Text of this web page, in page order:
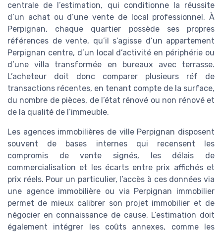
centrale de l’estimation, qui conditionne la réussite
d’un achat ou d’une vente de local professionnel. À
Perpignan, chaque quartier possède ses propres
références de vente, qu’il s’agisse d’un appartement
Perpignan centre, d’un local d’activité en périphérie ou
d’une villa transformée en bureaux avec terrasse.
L’acheteur doit donc comparer plusieurs réf de
transactions récentes, en tenant compte de la surface,
du nombre de pièces, de l’état rénové ou non rénové et
de la qualité de l’immeuble.
Les agences immobilières de ville Perpignan disposent
souvent de bases internes qui recensent les
compromis de vente signés, les délais de
commercialisation et les écarts entre prix affichés et
prix réels. Pour un particulier, l’accès à ces données via
une agence immobilière ou via Perpignan immobilier
permet de mieux calibrer son projet immobilier et de
négocier en connaissance de cause. L’estimation doit
également intégrer les coûts annexes, comme les